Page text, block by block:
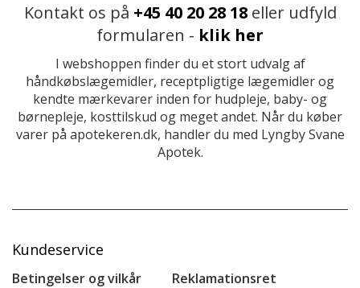
Kontakt os på +45 40 20 28 18eller udfyld
formularen - klik her
I webshoppen finder du et stort udvalg af
håndkøbslægemidler, receptpligtige lægemidler og
kendte mærkevarer inden for hudpleje, baby- og
børnepleje, kosttilskud og meget andet. Når du køber
varer på apotekeren.dk, handler du med Lyngby Svane
Apotek.
Kundeservice
Betingelser og vilkår
Reklamationsret